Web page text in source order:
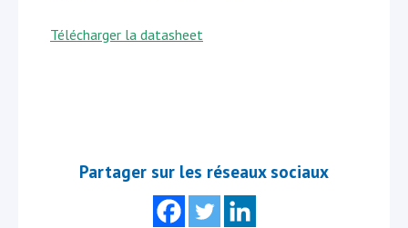
Télécharger la datasheet
Partager sur les réseaux sociaux